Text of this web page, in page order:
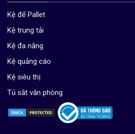
Kệ để Pallet
Kệ trung tải
Kệ đa năng
Kệ quảng cáo
Kệ siêu thị
Tủ sắt văn phòng